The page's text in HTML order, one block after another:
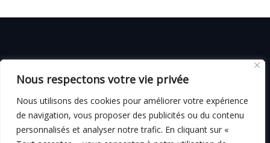
Nous respectons votre vie privée
Nous utilisons des cookies pour améliorer votre expérience
de navigation, vous proposer des publicités ou du contenu
personnalisés et analyser notre trafic. En cliquant sur «
CGV